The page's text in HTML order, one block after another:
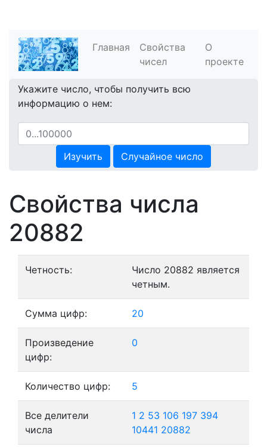
Главная
Свойства
чисел
О
проекте
Укажите число, чтобы получить всю
информацию о нем:
Изучить Случайное число
Свойства числа
20882
Четность:
Число 20882 является
четным.
Сумма цифр: 20
Произведение
цифр:
0
Количество цифр: 5
Все делители
числа
1 2 53 106 197 394
10441 20882